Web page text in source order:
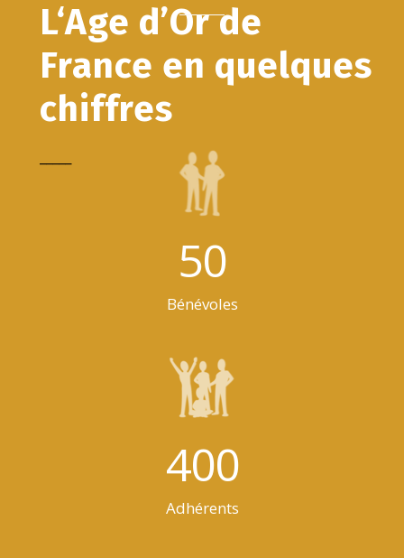
L‘Age d’Or de
France en quelques
chiffres
50
Bénévoles
400
Adhérents